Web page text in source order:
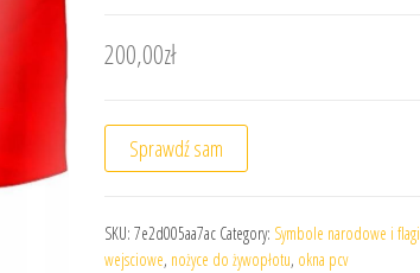
200,00zł
Sprawdź sam
SKU: 7e2d005aa7ac Category: Symbole narodowe i flagi
wejsciowe, nożyce do żywopłotu, okna pcv